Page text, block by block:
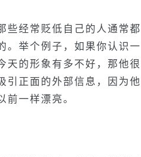
些经常贬低自己的人通常
。举个例子，如果你认识
天的形象有多不好，那他
引正面的外部信息，因为
前一样漂亮。